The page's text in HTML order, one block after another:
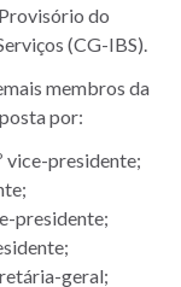
do
(CG-IBS).
membros da
por:
vice-presidente;
presidente;
geral;